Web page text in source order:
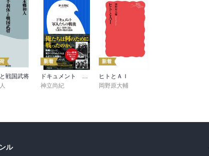
戦国武将
新着
ドキュメント 軍人たちの戦後 ～証言・資料で辿る生還者の数奇な運命～（小学館新書）
神立尚紀
新着
ヒトとＡＩ
岡野原大輔
ル